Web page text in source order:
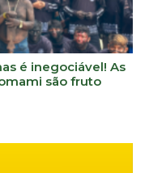
é inegociável! As
são fruto